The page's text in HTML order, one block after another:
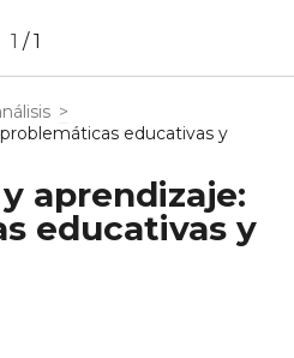
1 /1
>
educativas y
aprendizaje:
educativas y